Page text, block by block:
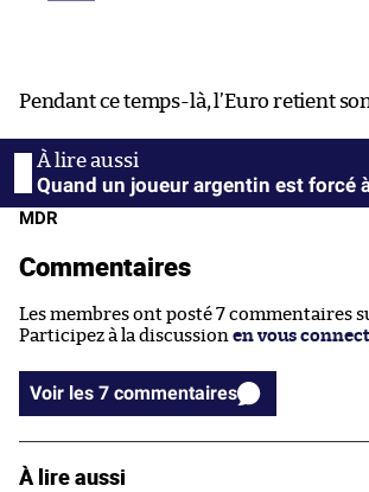
Pendant ce temps-là, l’Euro retient
Quand un joueur argentin est forcé
MDR
Commentaires
Les membres ont posté 7 commentaires
Participez à la discussion en vous
Voir les 7 commentaires
À lire aussi